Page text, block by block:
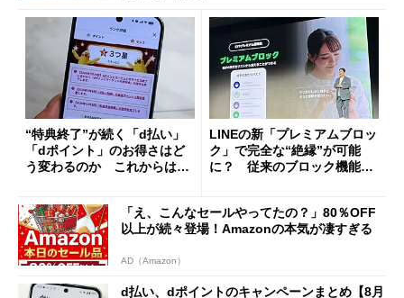
“特典終了”が続く「d払い」
「dポイント」のお得さはど
う変わるのか これからは
LINEの新「プレミアムブロッ
ク」で完全な“絶縁”が可能
に？ 従来のブロック機能と
「え、こんなセールやってたの？」80％OFF
以上が続々登場！Amazonの本気が凄すぎる
AD（Amazon）
d払い、dポイントのキャンペーンまとめ【8月